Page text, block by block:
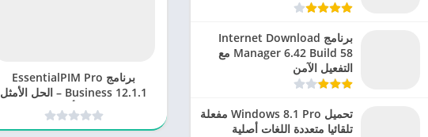
برنامج EssentialPIM Pro
Business 12.1.1 – الحل الأمثل
لإدارة أعمالك
برنامج Internet Download
Manager 6.42 Build 58 مع
التفعيل الآمن
تحميل Windows 8.1 Pro مفعلة
تلقائيا متعددة اللغات أصلية